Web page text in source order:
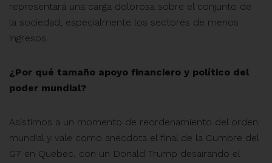
representará una carga dolorosa sobre el conjunto de
la sociedad, especialmente los sectores de menos
ingresos.
¿Por qué tamaño apoyo financiero y político del
poder mundial?
Asistimos a un momento de reordenamiento del orden
mundial y vale como anécdota el final de la Cumbre del
G7 en Quebec, con un Donald Trump desairando el